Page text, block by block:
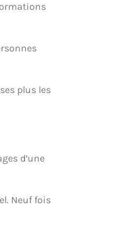
plus les
d’une
Neuf fois